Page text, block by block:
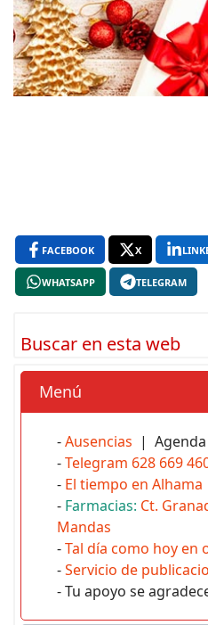
FACEBOOK X
WHATSAPP TELEGRAM
Buscar en esta web
Menú
-Ausencias |
-Telegram 628 669
- El tiempo en Alhama
- Farmacias: Ct.
Mandas
-Tal día como hoy en
-Servicio de
- Tu apoyo se